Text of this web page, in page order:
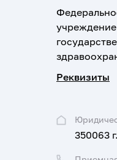
Реквизиты
350063